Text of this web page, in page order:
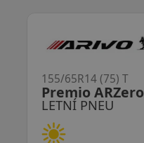
LETNÍ PNEU
SN110 Sincera
155/65R14 (75) T